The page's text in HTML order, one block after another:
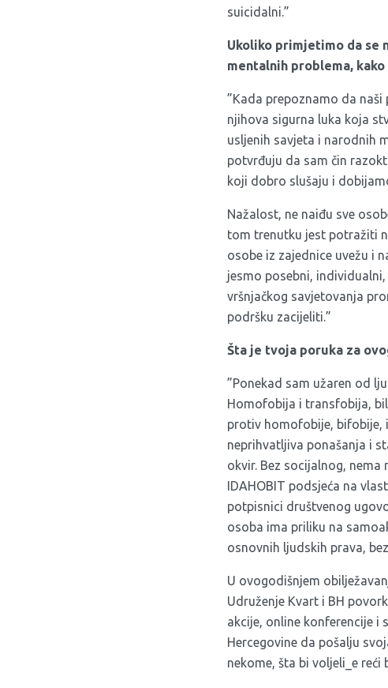
suicidalni.”
Ukoliko primjetimo da se
mentalnih problema,
”Kada prepoznamo da
njihova sigurna luka koja
usljenih savjeta i narodnih
potvrđuju da sam čin
koji dobro slušaju i
Nažalost, ne naiđu sve
tom trenutku jest potražiti
osobe iz zajednice uvežu i
jesmo posebni,
vršnjačkog savjetovanja
podršku zacijeliti.”
Šta je tvoja poruka za
”Ponekad sam užaren od
Homofobija i transfobija,
protiv homofobije, bifobije,
neprihvatljiva ponašanja i
okvir. Bez socijalnog,
IDAHOBIT podsjeća na
potpisnici društvenog
osoba ima priliku na
osnovnih ljudskih prava,
U ovogodišnjem
Udruženje Kvart i BH
akcije, online konferencije i
Hercegovine da pošalju
nekome, šta bi voljeli_e